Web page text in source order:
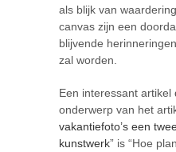
als blijk van
canvas zijn een
blijvende
zal worden.
Een interessant artikel
onderwerp van het
vakantiefoto’s een
kunstwerk” is “Hoe